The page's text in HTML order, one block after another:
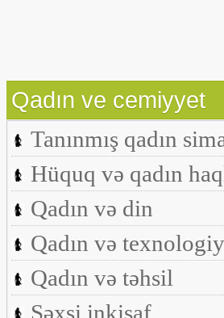
Qadın ve cemiyyet
Tanınmış qadın
Hüquq və qadın
Qadın və din
Qadın və
Qadın və təhsil
Şəxsi inkişaf